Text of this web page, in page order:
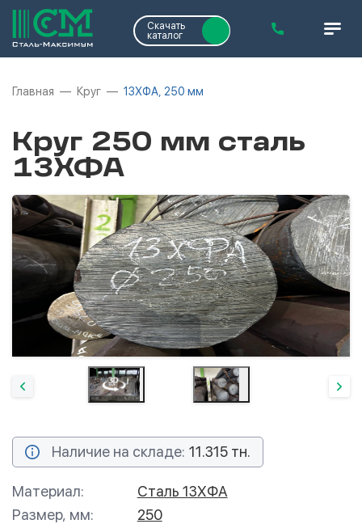
Скачать
каталог
Главная Круг 13ХФА, 250 мм
Круг 250 мм сталь
13ХФА
Наличие на складе: 11.315 тн.
Материал:
Сталь 13ХФА
Размер, мм:
250